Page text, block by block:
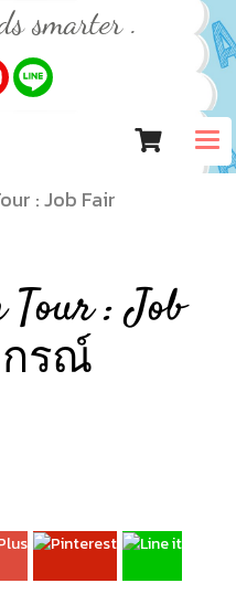
smarter .
: Job Fair
: Job
กรณ์